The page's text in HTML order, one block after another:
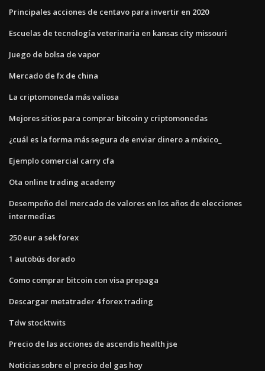
Principales acciones de centavo para invertir en 2020
Escuelas de tecnología veterinaria en kansas city missouri
Juego de bolsa de vapor
Mercado de fx de china
La criptomoneda más valiosa
Mejores sitios para comprar bitcoin y criptomonedas
¿cuál es la forma más segura de enviar dinero a méxico_
Ejemplo comercial carry cfa
Ota online trading academy
Desempeño del mercado de valores en los años de elecciones
intermedias
250 eur a sek forex
1 autobús dorado
Como comprar bitcoin con visa prepaga
Descargar metatrader 4 forex trading
Tdw stocktwits
Precio de las acciones de ascendis health jse
Noticias sobre el precio del gas hoy